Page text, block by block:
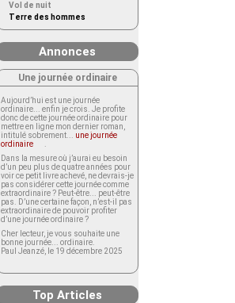
Vol de nuit
Terre des hommes
Annonces
Une journée ordinaire
Aujourd’hui est une journée
ordinaire... enfin je crois. Je profite
donc de cette journée ordinaire pour
mettre en ligne mon dernier roman,
intitulé sobrement... une journée
ordinaire
Dans la mesure où j’aurai eu besoin
d’un peu plus de quatre années pour
voir ce petit livre achevé, ne devrais-je
pas considérer cette journée comme
extraordinaire ? Peut-être... peut-être
pas. D’une certaine façon, n’est-il pas
extraordinaire de pouvoir profiter
d’une journée ordinaire ?
Cher lecteur, je vous souhaite une
bonne journée... ordinaire.
Paul Jeanzé, le 19 décembre 2025
Top Articles